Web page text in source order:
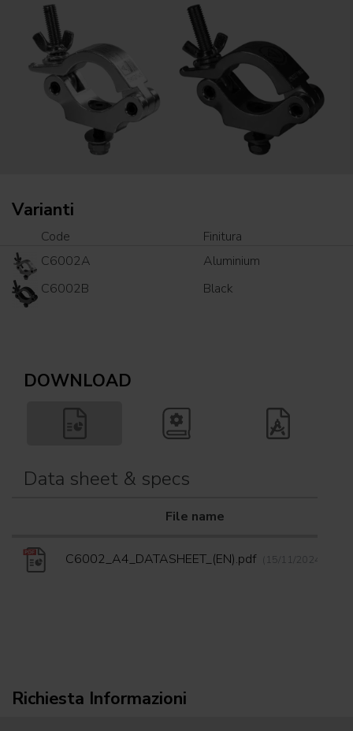
Varianti
Code
Finitura
C6002A
Aluminium
C6002B
Black
DOWNLOAD
Data sheet & specs
File name
C6002_A4_DATASHEET_(EN).pdf (15/11/2024)
Richiesta Informazioni